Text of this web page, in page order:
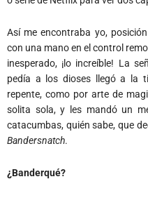
Así me encontraba yo,
con una mano en el control
inesperado, ¡lo increíble! La
pedía a los dioses llegó a la
repente, como por arte de
solita sola, y les mandó un
catacumbas, quién sabe, que
Bandersnatch.
¿Banderqué?